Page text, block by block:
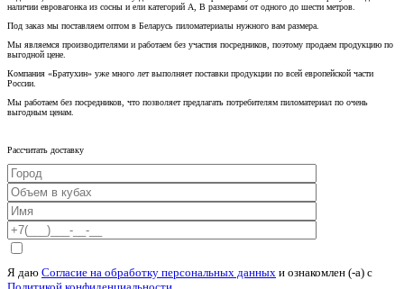
наличии евровагонка из сосны и ели категорий A, B размерами от одного до шести метров.
Под заказ мы поставляем оптом в Беларусь пиломатериалы нужного вам размера.
Мы являемся производителями и работаем без участия посредников, поэтому продаем продукцию по
выгодной цене.
Компания «Братухин» уже много лет выполняет поставки продукции по всей европейской части
России.
Мы работаем без посредников, что позволяет предлагать потребителям пиломатериал по очень
выгодным ценам.
Рассчитать доставку
Я даю Согласие на обработку персональных данных и ознакомлен (-а) c